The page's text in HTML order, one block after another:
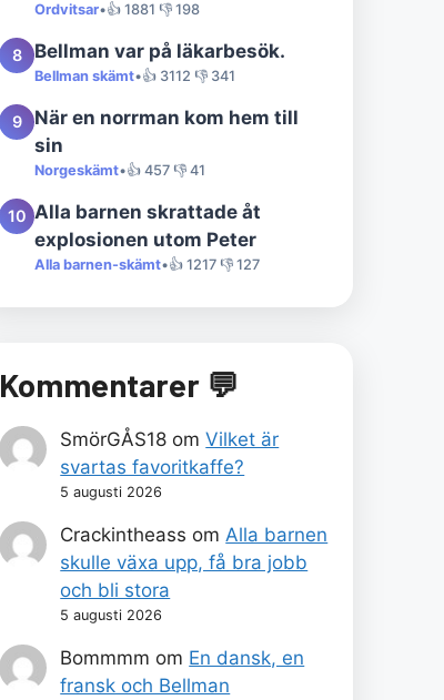
Ordvitsar•👍 1881 👎 198
8 Bellman var på läkarbesök.
Bellman skämt•👍 3112 👎 341
9
När en norrman kom hem till
sin
Norgeskämt•👍 457 👎 41
10 Alla barnen skrattade åt
explosionen utom Peter
Alla barnen-skämt•👍 1217 👎 127
Kommentarer 💬
SmörGÅS18 omVilket är
svartas favoritkaffe?
5 augusti 2026
Crackintheass om Alla barnen
skulle växa upp, få bra jobb
och bli stora
5 augusti 2026
Bommmm om En dansk, en
fransk och Bellman